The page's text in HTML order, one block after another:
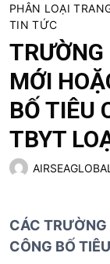
PHÂN LOẠI
TIN TỨC
MỚI
BỐ TIÊU
TBYT
CÁC
CÔNG BỐ